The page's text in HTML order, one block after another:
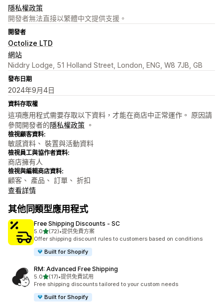
隱私權政策
開發者無法直接以繁體中文提供支援。
開發者
Octolize LTD
網站
Niddry Lodge, 51 Holland Street, London, ENG, W8 7JB, GB
發布日期
2024年9月4日
資料存取權
這項應用程式需要存取以下資料，才能在商店中正常運作。 原因請
參閱開發者的隱私權政策 。
檢視顧客資料:
敏感資料、 裝置與活動資料
檢視員工與協作者資料:
商店擁有人
檢視與編輯商店資料:
顧客、 產品、 訂單、 折扣
查看詳情
其他同類型應用程式
Free Shipping Discounts ‑ SC
5.0滿分 5 顆星
(72)
共有 72 則評價
•提供免費方案
Offer shipping discount rules to customers based on conditions
Built for Shopify
RM: Advanced Free Shipping
5.0滿分 5 顆星
(17)
共有 17 則評價
•提供免費試用
Free shipping discounts tailored to your custom needs
Built for Shopify